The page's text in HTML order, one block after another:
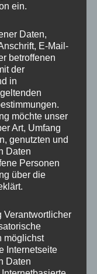
auf
werden
JUST GREY
€
Dieses
Produkt
Die
JUST MIX
FLOWER inkl.
ein.
Daten,
E-Mail-
betroffenen
der
in
möchte unser
Art, Umfang
genutzten und
Daten
Personen
über die
Verantwortlicher
möglichst
Internetseite
Daten